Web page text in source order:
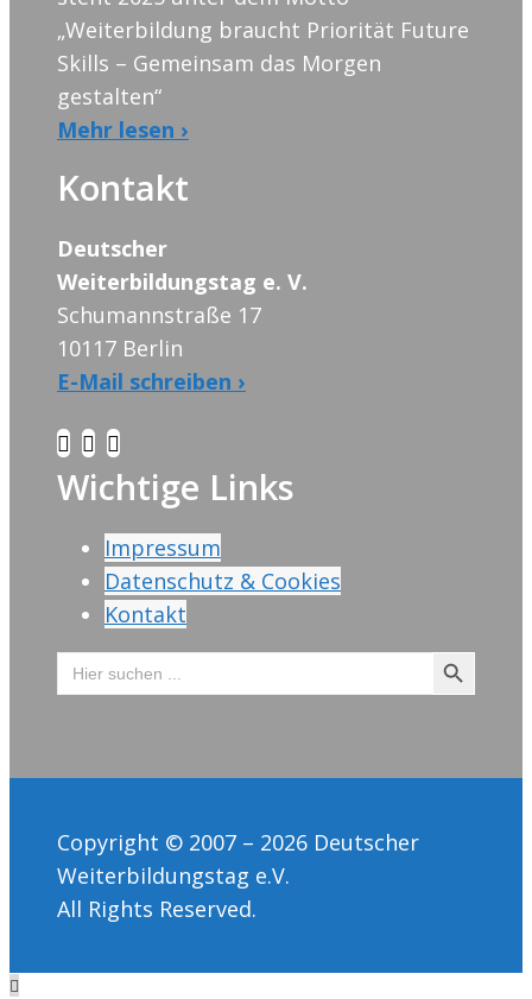
„Weiterbildung braucht Priorität Future
Skills – Gemeinsam das Morgen
gestalten“
Mehr lesen ›
Kontakt
Deutscher
Weiterbildungstag e. V.
Schumannstraße 17
10117 Berlin
E-Mail schreiben ›
Wichtige Links
Impressum
Datenschutz & Cookies
Kontakt
Search
for:
Search Button
Copyright © 2007 – 2026 Deutscher
Weiterbildungstag e.V.
All Rights Reserved.